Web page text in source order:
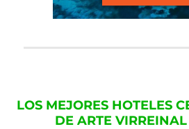
LOS MEJORES HOTELES
DE ARTE